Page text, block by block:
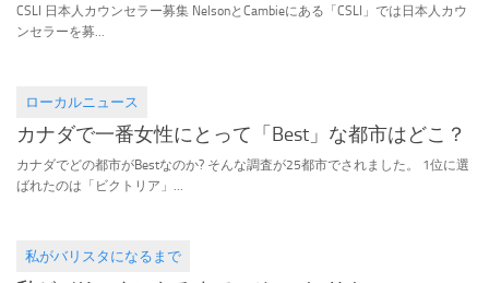
CSLI 日本人カウンセラー募集 NelsonとCambieにある「CSLI」では日本人カウ
ンセラーを募...
ローカルニュース
2016.10.13
カナダで一番女性にとって「Best」な都市はどこ？
カナダでどの都市がBestなのか? そんな調査が25都市でされました。 1位に選
ばれたのは「ビクトリア」...
私がバリスタになるまで
2016.09.11